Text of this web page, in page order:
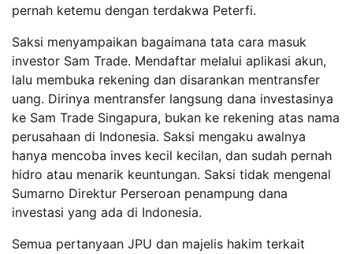
pernah ketemu dengan terdakwa Peterfi.
Saksi menyampaikan bagaimana tata cara masuk
investor Sam Trade. Mendaftar melalui aplikasi akun,
lalu membuka rekening dan disarankan mentransfer
uang. Dirinya mentransfer langsung dana investasinya
ke Sam Trade Singapura, bukan ke rekening atas nama
perusahaan di Indonesia. Saksi mengaku awalnya
hanya mencoba inves kecil kecilan, dan sudah pernah
hidro atau menarik keuntungan. Saksi tidak mengenal
Sumarno Direktur Perseroan penampung dana
investasi yang ada di Indonesia.
Semua pertanyaan JPU dan majelis hakim terkait